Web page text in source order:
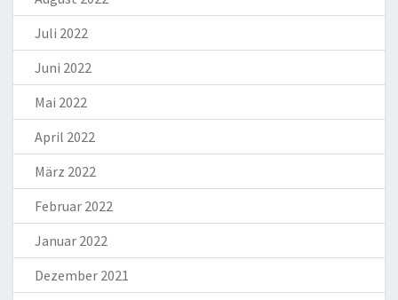
Juli 2022
Juni 2022
Mai 2022
April 2022
März 2022
Februar 2022
Januar 2022
Dezember 2021